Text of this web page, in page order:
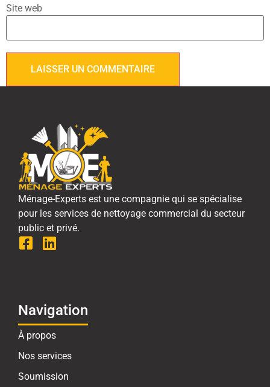
Site web
Ménage-Experts est une compagnie qui se spécialise
pour les services de nettoyage commercial du secteur
public et privé.
Navigation
À propos
Nos services
Soumission